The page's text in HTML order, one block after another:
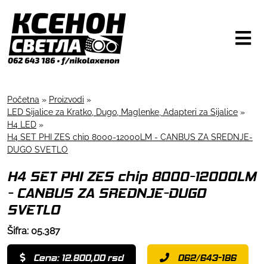
Početna » Proizvodi »
LED Sijalice za Kratko, Dugo, Maglenke, Adapteri za Sijalice »
H4 LED »
H4 SET PHI ZES chip 8000-12000LM - CANBUS ZA SREDNJE-
DUGO SVETLO
H4 SET PHI ZES chip 8000-12000LM
- CANBUS ZA SREDNJE-DUGO
SVETLO
Šifra: 05.387
Cena: 12.800,00 rsd 062/643-186